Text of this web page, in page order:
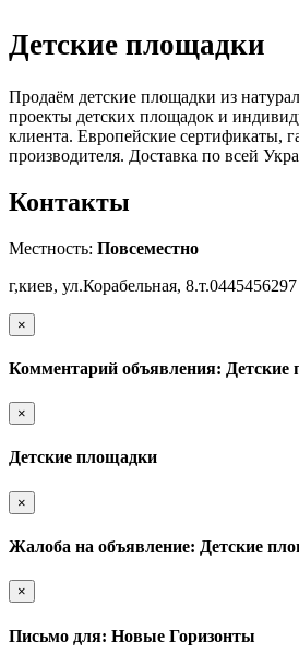
Детские площадки
Продаём детские площадки из
проекты детских площадок и
клиента. Европейские сертификаты,
производителя. Доставка по всей
Контакты
Местность: Повсеместно
г,киев, ул.Корабельная, 8.т.0445456297
×
Комментарий объявления: Детские
×
Детские площадки
×
Жалоба на объявление: Детские
×
Письмо для: Новые Горизонты